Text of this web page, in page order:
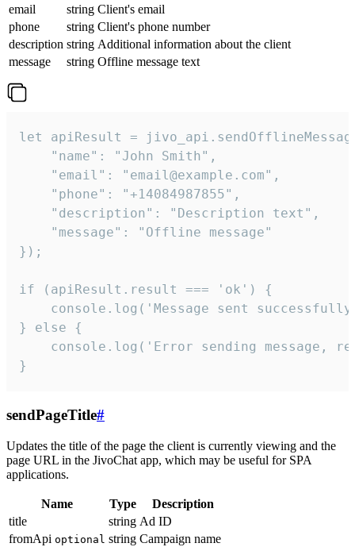
email
string Client's email
phone
string Client's phone number
description string Additional information about the client
message
string Offline message text
let apiResult =
    "name": "John Smith",
    "email": "email@example.com",
    "phone": "+14084987855",
    "description": "Description text",
    "message": "Offline message"
});
if (apiResult.result === 'ok') {
console.log('Message sent
} else {
console.log('Error sending message,
}
sendPageTitle#
Updates the title of the page the client is currently viewing and the
page URL in the JivoChat app, which may be useful for SPA
applications.
Name Type
Description
title
string Ad ID
fromApi optional string Campaign name